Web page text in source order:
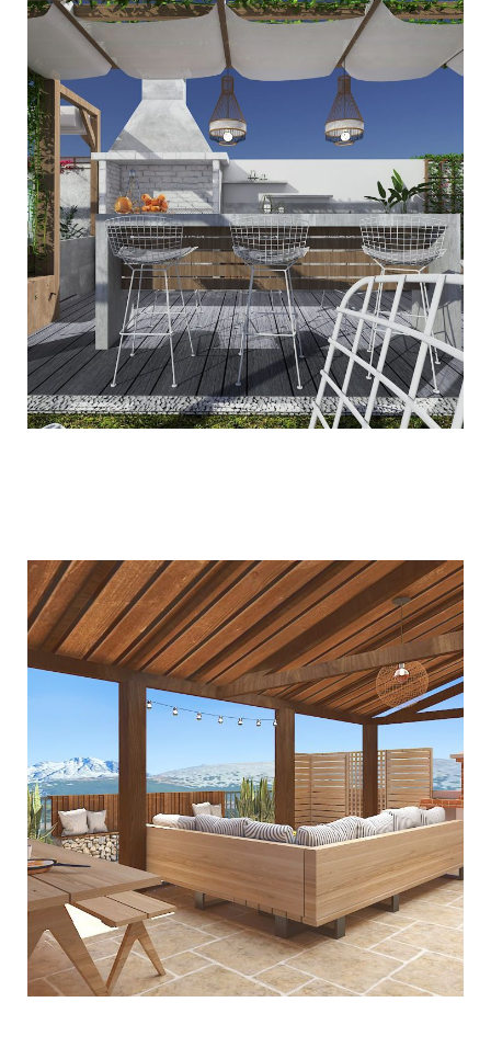
Roof Garden Εύβοια
ΔΙΑΜΌΡΦΩΣΗ ΠΕΡΙΒΑΛΛΌΝΤΩΝ ΧΏΡΩΝ
Roof Garden Αργυρούπολη
ΔΙΑΜΌΡΦΩΣΗ ΠΕΡΙΒΑΛΛΌΝΤΩΝ ΧΏΡΩΝ